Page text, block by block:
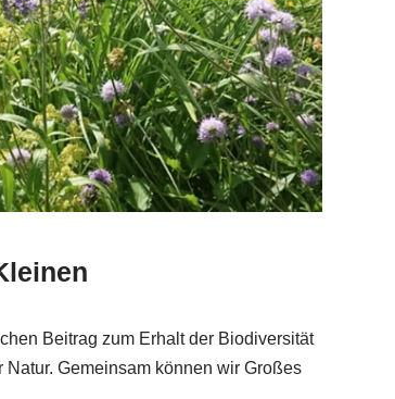
Beitrag zum Erhalt der Biodiversität
Natur. Gemeinsam können wir Großes